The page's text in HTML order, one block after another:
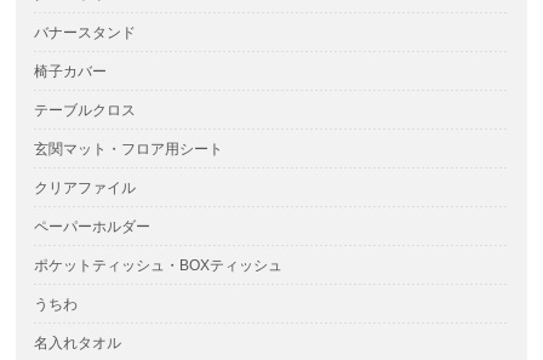
バナースタンド
椅子カバー
テーブルクロス
玄関マット・フロア用シート
クリアファイル
ペーパーホルダー
ポケットティッシュ・BOXティッシュ
うちわ
名入れタオル